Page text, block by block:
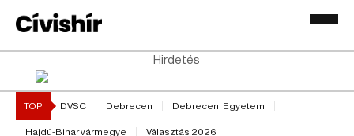
Hirdetés
TOP DVSC Debrecen Debreceni Egyetem
Hajdú-Bihar vármegye Választás 2026